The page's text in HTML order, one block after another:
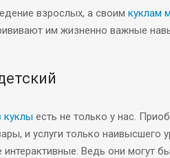
взрослых, а своим куклам
им жизненно важные
куклы есть не только у нас.
и услуги только наивысшего
Ведь они